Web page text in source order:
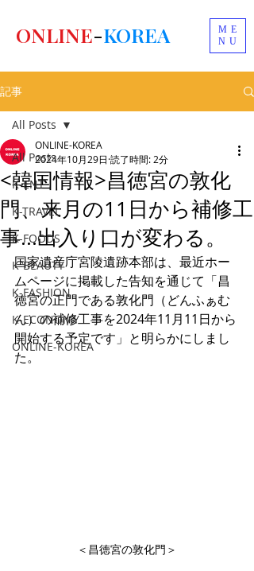
ME
NU
ONLINE-KOREA
記事
All Posts
K-ENT
K-TRAVEL
K-FOODS
K-BEAUTY
K-FASHION
K-ECONOMY
ONLINE-KOREA
All Posts
<韓国情報>昌徳宮の敦化
門、来月の11日から補修工
事...出入り口が変わる。
ONLINE-KOREA
2024年10月29日 読了時間: 2分
国家遺産庁宮陵遺跡本部は、最近ホー
ムページに掲載した告知を通じて「昌
徳宮の正門である敦化門（どんふぁむ
ん）の補修工事を2024年11月11日から
開始する予定です」と明らかにしまし
た。
＜昌徳宮の敦化門＞